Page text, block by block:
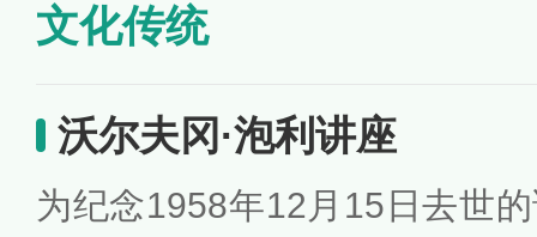
文化传统
沃尔夫冈·泡利讲座
为纪念1958年12月15日去世